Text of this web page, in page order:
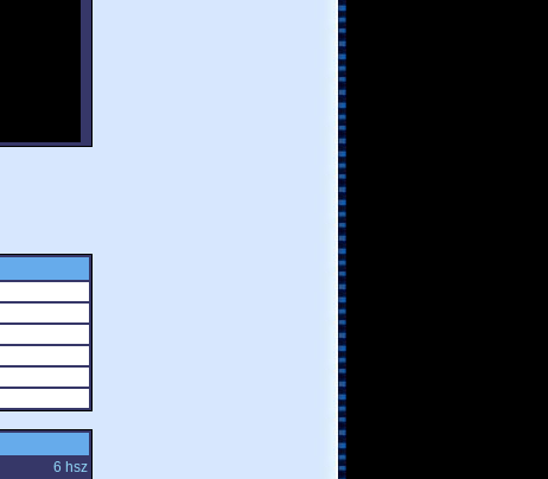
6 hsz